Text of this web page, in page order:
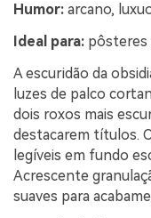
Humor: arcano,
Ideal para: pôsteres
A escuridão da
luzes de palco
dois roxos mais
destacarem títulos.
legíveis em fundo
Acrescente
suaves para